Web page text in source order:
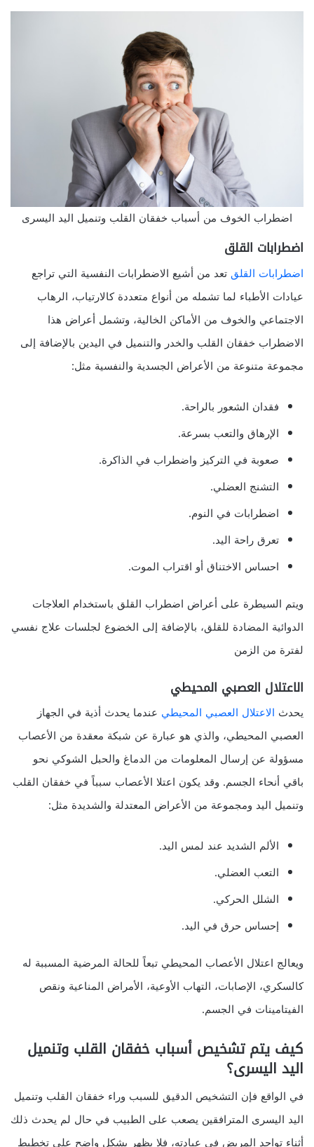
اضطراب الخوف من أسباب خفقان القلب وتنميل اليد اليسرى
اضطرابات القلق
اضطرابات القلقتعد من أشيع الاضطرابات النفسية التي تراجع
عيادات الأطباء لما تشمله من أنواع متعددة كالارتياب، الرهاب
الاجتماعي والخوف من الأماكن الخالية، وتشمل أعراض هذا
الاضطراب خفقان القلب والخدر والتنميل في اليدين بالإضافة إلى
مجموعة متنوعة من الأعراض الجسدية والنفسية مثل:
فقدان الشعور بالراحة.
الإرهاق والتعب بسرعة.
صعوبة في التركيز واضطراب في الذاكرة.
التشنج العضلي.
اضطرابات في النوم.
تعرق راحة اليد.
احساس الاختناق أو اقتراب الموت.
ويتم السيطرة على أعراض اضطراب القلق باستخدام العلاجات
الدوائية المضادة للقلق، بالإضافة إلى الخضوع لجلسات علاج نفسي
لفترة من الزمن
الاعتلال العصبي المحيطي
يحدث الاعتلال العصبي المحيطي عندما يحدث أذية في الجهاز
العصبي المحيطي، والذي هو عبارة عن شبكة معقدة من الأعصاب
مسؤولة عن إرسال المعلومات من الدماغ والحبل الشوكي نحو
باقي أنحاء الجسم. وقد يكون اعتلا الأعصاب سبباً في خفقان القلب
وتنميل اليد ومجموعة من الأعراض المعتدلة والشديدة مثل:
الألم الشديد عند لمس اليد.
التعب العضلي.
الشلل الحركي.
إحساس حرق في اليد.
ويعالج اعتلال الأعصاب المحيطي تبعاً للحالة المرضية المسببة له
كالسكري، الإصابات، التهاب الأوعية، الأمراض المناعية ونقص
الفيتامينات في الجسم.
كيف يتم تشخيص أسباب خفقان القلب وتنميل
اليد اليسرى؟
في الواقع فإن التشخيص الدقيق للسبب وراء خفقان القلب وتنميل
اليد اليسرى المترافقين يصعب على الطبيب في حال لم يحدث ذلك
أثناء تواجد المريض في عيادته، فلا يظهر بشكل واضح على تخطيط